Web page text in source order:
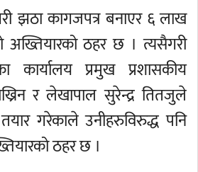
झठा कागजपत्र बनाएर ६ लाख
अख्तियारको ठहर छ । त्यसैगरी
कार्यालय प्रमुख प्रशासकीय
र लेखापाल सुरेन्द्र तितजुले
तयार गरेकाले उनीहरुविरुद्ध पनि
ठहर छ ।